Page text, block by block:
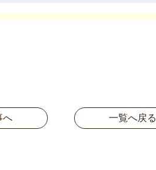
へ 一覧へ戻る